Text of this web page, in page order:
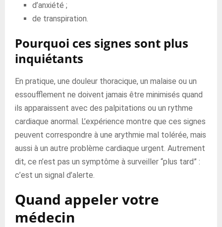
d’anxiété ;
de transpiration.
Pourquoi ces signes sont plus
inquiétants
En pratique, une douleur thoracique, un malaise ou un
essoufflement ne doivent jamais être minimisés quand
ils apparaissent avec des palpitations ou un rythme
cardiaque anormal. L’expérience montre que ces signes
peuvent correspondre à une arythmie mal tolérée, mais
aussi à un autre problème cardiaque urgent. Autrement
dit, ce n’est pas un symptôme à surveiller “plus tard” :
c’est un signal d’alerte.
Quand appeler votre
médecin